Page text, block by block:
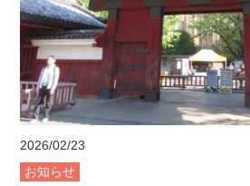
2026/02/23
お知らせ